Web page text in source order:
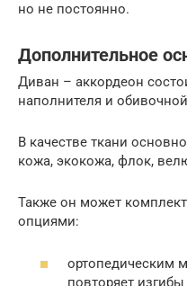
но не постоянно.
Дополнительное
Диван – аккордеон
наполнителя и
В качестве ткани
кожа, экокожа, флок,
Также он может
опциями:
ортопедическим
повторяет